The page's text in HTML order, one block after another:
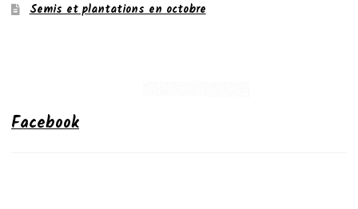
Semis et plantations en octobre
Facebook